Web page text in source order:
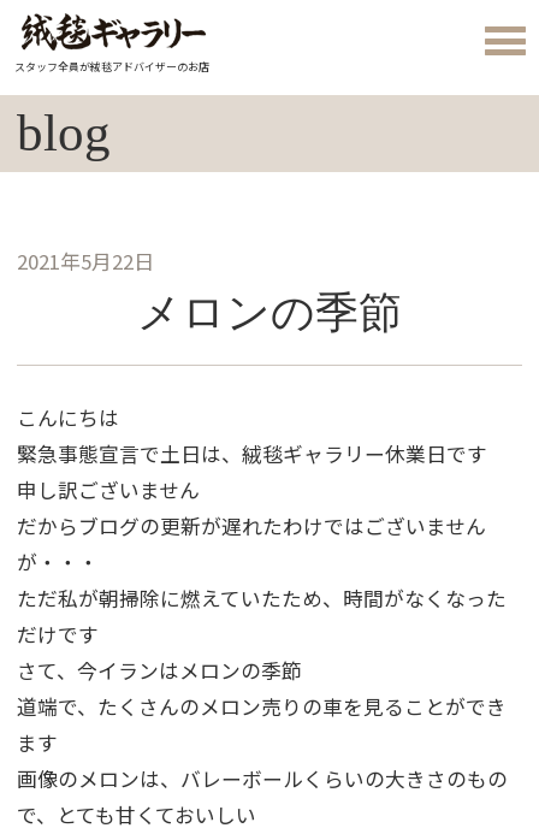
スタッフ全員が絨毯アドバイザーのお店
blog
2021年5月22日
メロンの季節
こんにちは
緊急事態宣言で土日は、絨毯ギャラリー休業日です
申し訳ございません
だからブログの更新が遅れたわけではございません
が・・・
ただ私が朝掃除に燃えていたため、時間がなくなった
だけです
さて、今イランはメロンの季節
道端で、たくさんのメロン売りの車を見ることができ
ます
画像のメロンは、バレーボールくらいの大きさのもの
で、とても甘くておいしい